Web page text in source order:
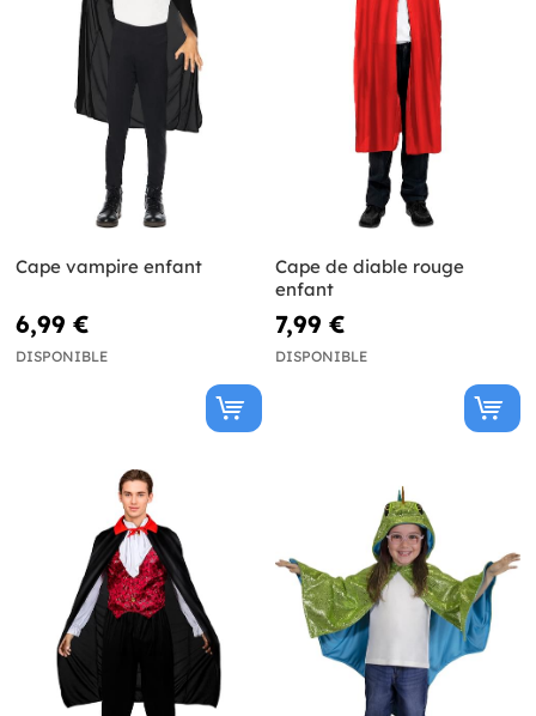
Cape vampire enfant
6,99 €
DISPONIBLE
Cape de diable rouge
enfant
7,99 €
DISPONIBLE